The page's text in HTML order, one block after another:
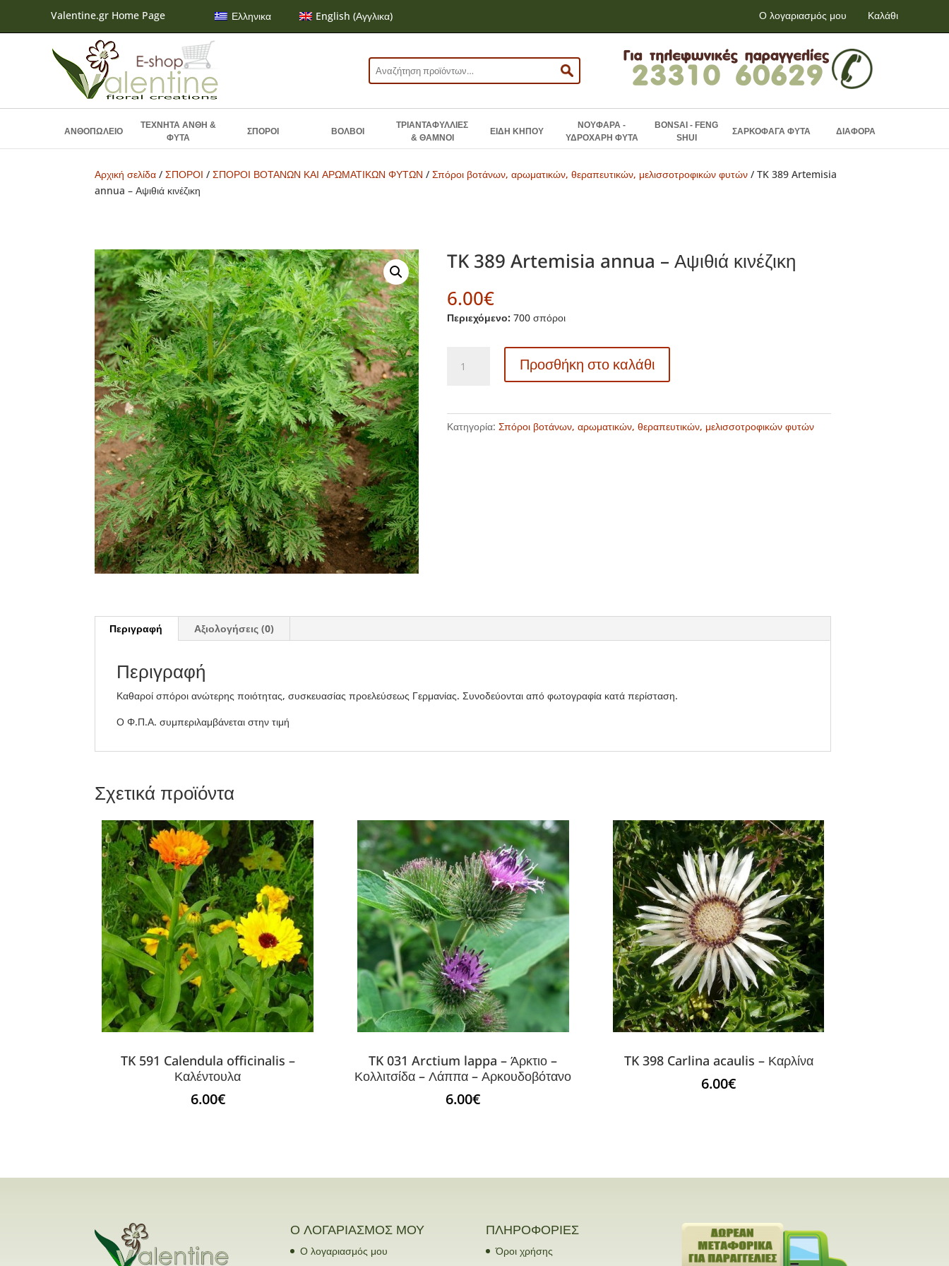
Valentine.gr Home Page Ελληνικα English (Αγγλικα) Ο λογαριασμός μου Καλάθι
Αναζήτηση
για:
ΑΝΘΟΠΩΛΕΙΟ
ΤΕΧΝΗΤΑ ΑΝΘΗ &
ΦΥΤΑ
ΣΠΟΡΟΙ ΒΟΛΒΟΙ
ΤΡΙΑΝΤΑΦΥΛΛΙΕΣ
& ΘΑΜΝΟΙ
ΕΙΔΗ ΚΗΠΟΥ
ΝΟΥΦΑΡΑ -
ΥΔΡΟΧΑΡΗ ΦΥΤΑ
BONSAI - FENG
SHUI
ΣΑΡΚΟΦΑΓΑ ΦΥΤΑ ΔΙΑΦΟΡΑ
Αρχική σελίδα /ΣΠΟΡΟΙ /ΣΠΟΡΟΙ ΒΟΤΑΝΩΝ ΚΑΙ ΑΡΩΜΑΤΙΚΩΝ ΦΥΤΩΝ /Σπόροι βοτάνων, αρωματικών, θεραπευτικών, μελισσοτροφικών φυτών / TK 389 Artemisia
annua – Αψιθιά κινέζικη
TK 389 Artemisia annua – Αψιθιά κινέζικη
6.00€
Περιεχόμενο: 700 σπόροι
389
Αψιθιά
Προσθήκη στο καλάθι
Κατηγορία:Σπόροι βοτάνων, αρωματικών, θεραπευτικών, μελισσοτροφικών φυτών
Περιγραφή Αξιολογήσεις (0)
Περιγραφή
Καθαροί σπόροι ανώτερης ποιότητας, συσκευασίας προελεύσεως Γερμανίας. Συνοδεύονται από φωτογραφία κατά περίσταση.
Ο Φ.Π.Α. συμπεριλαμβάνεται στην τιμή
Σχετικά προϊόντα
TK 591 Calendula officinalis –
Καλέντουλα
6.00€
TK 031 Arctium lappa – Άρκτιο –
Κολλιτσίδα – Λάππα – Αρκουδοβότανο
6.00€
TK 398 Carlina acaulis – Καρλίνα
6.00€
Ο ΛΟΓΑΡΙΑΣΜΟΣ ΜΟΥ
Ο λογαριασμός μου
ΠΛΗΡΟΦΟΡΙΕΣ
Όροι χρήσης